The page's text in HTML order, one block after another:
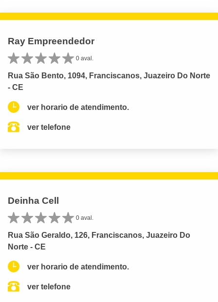
Ray Empreendedor
0 aval.
Rua São Bento, 1094, Franciscanos, Juazeiro Do Norte
- CE
ver horario de atendimento.
ver telefone
Deinha Cell
0 aval.
Rua São Geraldo, 126, Franciscanos, Juazeiro Do
Norte - CE
ver horario de atendimento.
ver telefone